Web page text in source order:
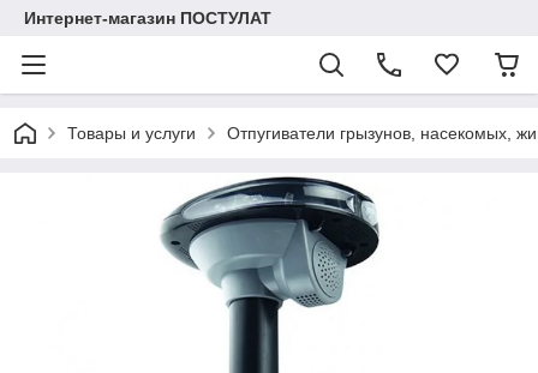
Интернет-магазин ПОСТУЛАТ
Товары и услуги Отпугиватели грызунов, насекомых,